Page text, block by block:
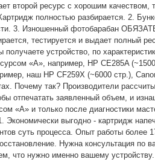
второй ресурс с хорошим
полностью разбирается. 2.
3. Изношенный фотобарабан
тестируется и выдает полный
устройство, по
«A», например, HP CE285A
наш HP CF259X (~6000 стр.),
Почему так? Производители
заявленный объем, и
«A» и только после диагностики
выгодно - картридж
суть процесса. Опыт работы более
Нужна консультация
что нужно именно вашему